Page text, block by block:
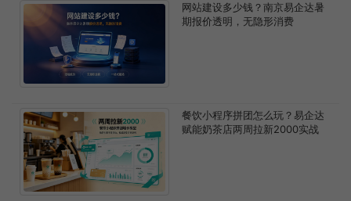
网站建设多少钱？南京易企达暑
期报价透明，无隐形消费
餐饮小程序拼团怎么玩？易企达
赋能奶茶店两周拉新2000实战